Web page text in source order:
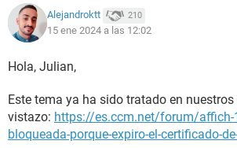
Alejandroktt 210
15 ene 2024 a las 12:02
Hola, Julian,
Este tema ya ha sido tratado en
vistazo: https://es.ccm.net/forum/affich-
bloqueada-porque-expiro-el-certificado-